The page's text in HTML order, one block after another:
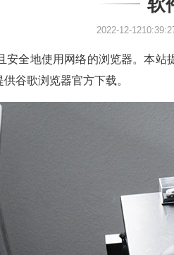
2022-12-
全地使用网络的浏览器。本
谷歌浏览器官方下载。